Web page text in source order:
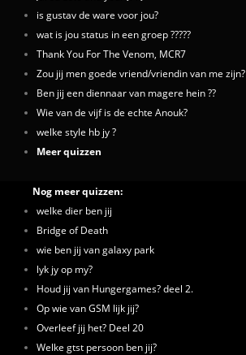
is gustav de ware voor jou?
wat is jou status in een groep ?????
Thank You For The Venom, MCR7
Zou jij men goede vriend/vriendin van me zijn?
Ben jij een diennaar van magere hein ??
Wie van de vijf is de echte Anouk?
welke style hb jy ?
Meer quizzen
Nog meer quizzen:
welke dier ben jij
Bridge of Death
wie ben jij van galaxy park
lyk jy op my?
Houd jij van Hungergames? deel 2.
Op wie van GSM lijk jij?
Overleef jij het? Deel 20
Welke gtst persoon ben jij?